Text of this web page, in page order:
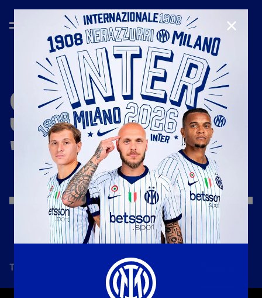
STAGIONE
'17/'18
Tutte le notizie Squadra Società